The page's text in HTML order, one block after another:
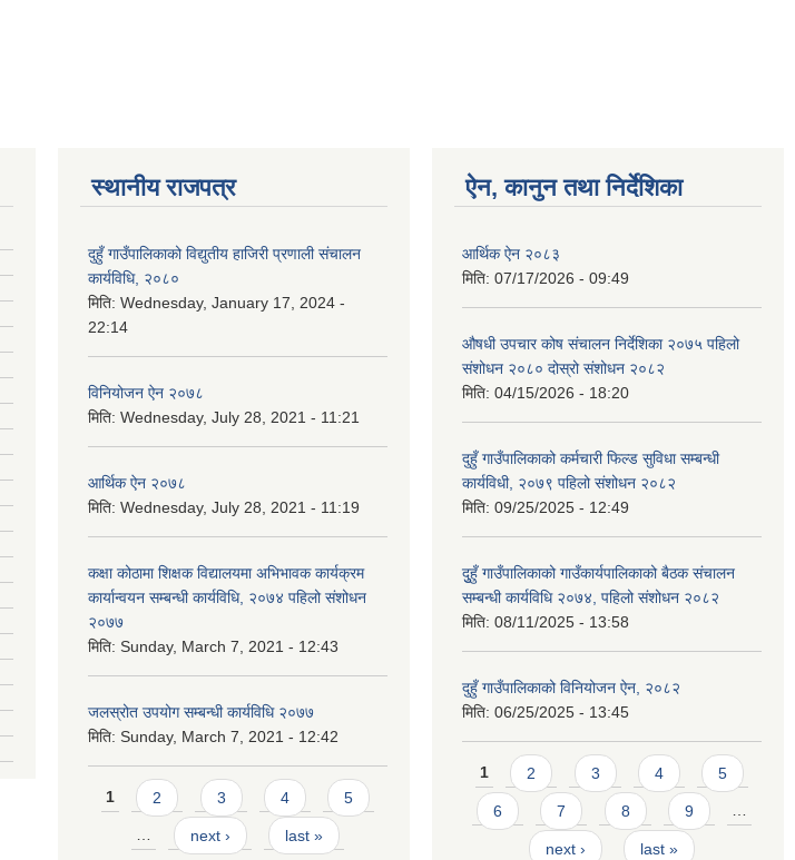
स्थानीय राजपत्र
दुहुँ गाउँपालिकाको विद्युतीय हाजिरी प्रणाली संचालन
कार्यविधि, २०८०
मिति: Wednesday, January 17, 2024 -
22:14
विनियोजन ऐन २०७८
मिति: Wednesday, July 28, 2021 - 11:21
आर्थिक ऐन २०७८
मिति: Wednesday, July 28, 2021 - 11:19
कक्षा कोठामा शिक्षक विद्यालयमा अभिभावक कार्यक्रम
कार्यान्वयन सम्बन्धी कार्यविधि, २०७४ पहिलो संशोधन
२०७७
मिति: Sunday, March 7, 2021 - 12:43
जलस्रोत उपयोग सम्बन्धी कार्यविधि २०७७
मिति: Sunday, March 7, 2021 - 12:42
Pages
1 2 3 4 5
… next › last »
ऐन, कानुन तथा निर्देशिका
आर्थिक ऐन २०८३
मिति: 07/17/2026 - 09:49
औषधी उपचार कोष संचालन निर्देशिका २०७५ पहिलो
संशोधन २०८० दोस्रो संशोधन २०८२
मिति: 04/15/2026 - 18:20
दुहुँ गाउँपालिकाको कर्मचारी फिल्ड सुविधा सम्बन्धी
कार्यविधी, २०७९ पहिलो संशोधन २०८२
मिति: 09/25/2025 - 12:49
दुुहुँ गाउँपालिकाको गाउँकार्यपालिकाको बैठक संचालन
सम्बन्धी कार्यविधि २०७४, पहिलो संशोधन २०८२
मिति: 08/11/2025 - 13:58
दुहुँ गाउँपालिकाको विनियोजन ऐन, २०८२
मिति: 06/25/2025 - 13:45
Pages
1 2 3 4 5
6 7 8 9 …
next › last »